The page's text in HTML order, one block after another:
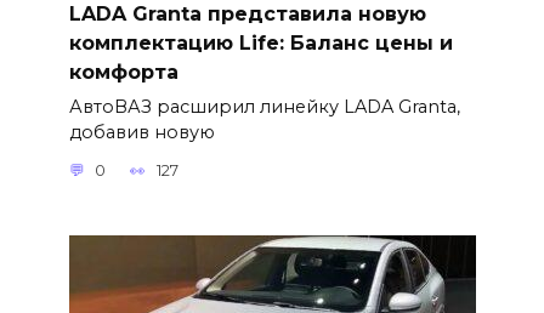
LADA Granta представила новую
комплектацию Life: Баланс цены и
комфорта
АвтоВАЗ расширил линейку LADA Granta,
добавив новую
0 127